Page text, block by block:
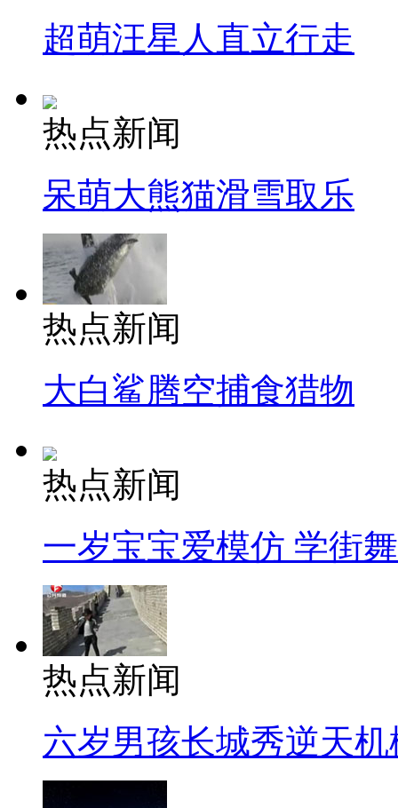
超萌汪星人直立行走
热点新闻
呆萌大熊猫滑雪取乐
热点新闻
大白鲨腾空捕食猎物
热点新闻
一岁宝宝爱模仿 学街
热点新闻
六岁男孩长城秀逆天机